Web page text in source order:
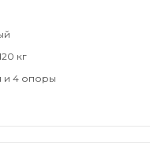
кг
и 4 опоры